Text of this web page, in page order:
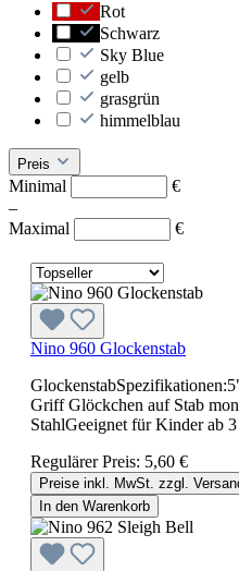
Rot
Schwarz
Sky Blue
gelb
grasgrün
himmelblau
Preis
Minimal
€
–
Maximal
€
Nino 960 Glockenstab
Griff Glöckchen auf Stab
StahlGeeignet für Kinder ab 3
Regulärer Preis: 5,60 €
Preise inkl. MwSt. zzgl.
In den Warenkorb